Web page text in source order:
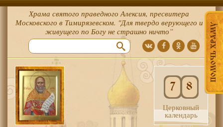
ПОМОЧЬ ХРАМУ
Храма святого праведного Алексия, пресвитера
Московского в Тимирязевском. "Для твердо верующего и
живущего по Богу не страшно ничто”
7 8
Церковный
календарь